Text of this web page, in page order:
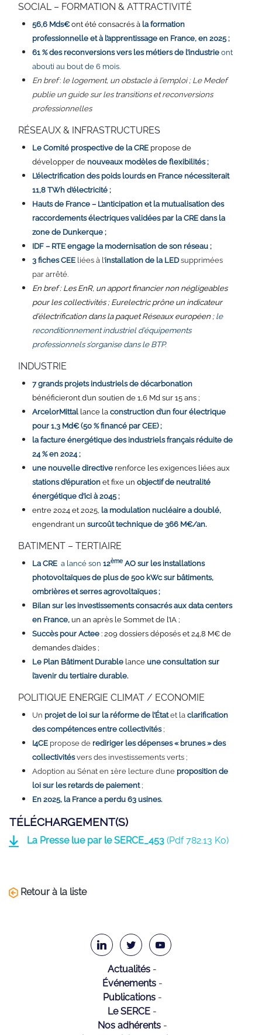
SOCIAL – FORMATION & ATTRACTIVITÉ
56,6 Mds€ont été consacrés à la formation
professionnelle et à l’apprentissage en France, en 2025 ;
61 % des reconversions vers les métiers de l’industrieont
abouti au bout de 6 mois.
En bref: le logement, un obstacle à l’emploi ; Le Medef
publie un guide sur les transitions et reconversions
professionnelles
RÉSEAUX & INFRASTRUCTURES
Le Comité prospective de la CRE propose de
développer de nouveaux modèles de flexibilités ;
L’électrification des poids lourds en France nécessiterait
11,8 TWh d’électricité ;
Hauts de France – L’anticipation et la mutualisation des
raccordements électriques validées par la CRE dans la
zone de Dunkerque ;
IDF – RTE engage la modernisation de son réseau ;
3 fiches CEE liées à l’installation de la LEDsupprimées
par arrêté.
En bref : Les EnR, un apport financier non négligeables
pour les collectivités ; Eurelectric prône un indicateur
d’électrification dans la paquet Réseaux européen ;le
reconditionnement industriel d’équipements
professionnels s’organise dans le BTP.
INDUSTRIE
7 grands projets industriels de décarbonation
bénéficieront d’un soutien de 1,6 Md sur 15 ans ;
ArcelorMittal lance laconstruction d’un four électrique
pour 1,3 Md€ (50 % financé par CEE) ;
la facture énergétique des industriels français réduite de
24 % en 2024 ;
une nouvelle directive renforce les exigences liées aux
stations d’épurationet fixe un objectif de neutralité
énergétique d’ici à 2045 ;
entre 2024 et 2025, la modulation nucléaire a doublé,
engendrant un surcoût technique de 366 M€/an.
BATIMENT – TERTIAIRE
La CRE a lancé son 12ème AO sur les installations
photovoltaïques de plus de 500 kWc sur bâtiments,
ombrières et serres agrovoltaïques ;
Bilan sur les investissements consacrés aux data centers
en France,un an après le Sommet de l’IA ;
Succès pour Actee: 209 dossiers déposés et 24,8 M€ de
demandes d’aides ;
Le Plan Bâtiment Durable lanceune consultation sur
l’avenir du tertiaire durable.
POLITIQUE ENERGIE CLIMAT / ECONOMIE
Un projet de loi sur la réforme de l’Étatet laclarification
des compétences entre collectivités;
I4CE propose de rediriger les dépenses « brunes » des
collectivitésvers des investissements verts ;
Adoption au Sénat en 1ère lecture d’une proposition de
loi sur les retards de paiement;
En 2025, la France a perdu 63 usines.
TÉLÉCHARGEMENT(S)
La Presse lue par le SERCE_453 (Pdf782.13 Ko)
Retour à la liste
Actualités
Événements
Publications
Le SERCE
Nos adhérents